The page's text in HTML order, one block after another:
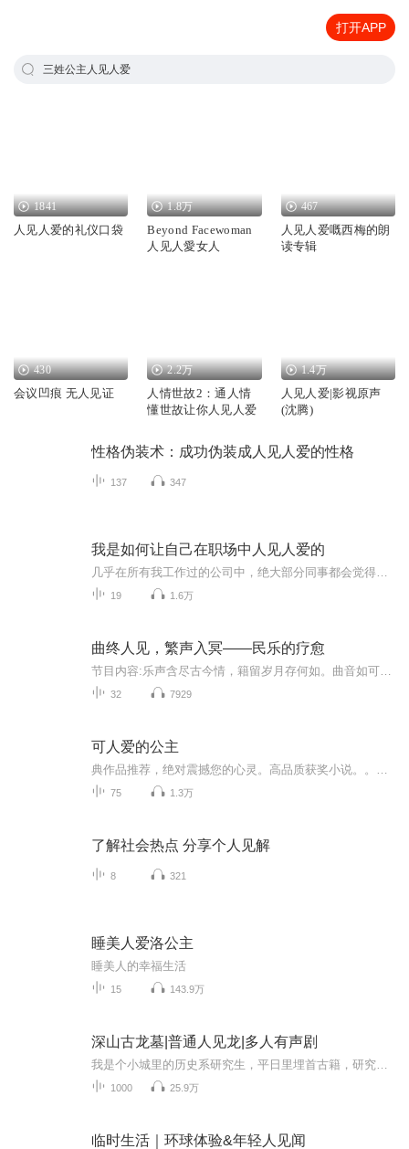
打开APP
三姓公主人见人爱
1841
人见人爱的礼仪口袋
1.8万
Beyond Facewoman
人见人愛女人
467
人见人爱嘅西梅的朗
读专辑
430
会议凹痕 无人见证
2.2万
人情世故2：通人情
懂世故让你人见人爱
1.4万
人见人爱|影视原声
(沈腾)
性格伪装术：成功伪装成人见人爱的性格
137 347
我是如何让自己在职场中人见人爱的
19 1.6万
曲终人见，繁声入冥——民乐的疗愈
32 7929
可人爱的公主
75 1.3万
了解社会热点 分享个人见解
8 321
睡美人爱洛公主
睡美人的幸福生活
15 143.9万
深山古龙墓|普通人见龙|多人有声剧
1000 25.9万
临时生活｜环球体验&年轻人见闻